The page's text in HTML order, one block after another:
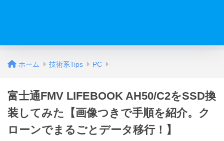
ホーム 技術系Tips PC
富士通FMV LIFEBOOK AH50/C2をSSD換
装してみた【画像つきで手順を紹介。ク
ローンでまるごとデータ移行！】